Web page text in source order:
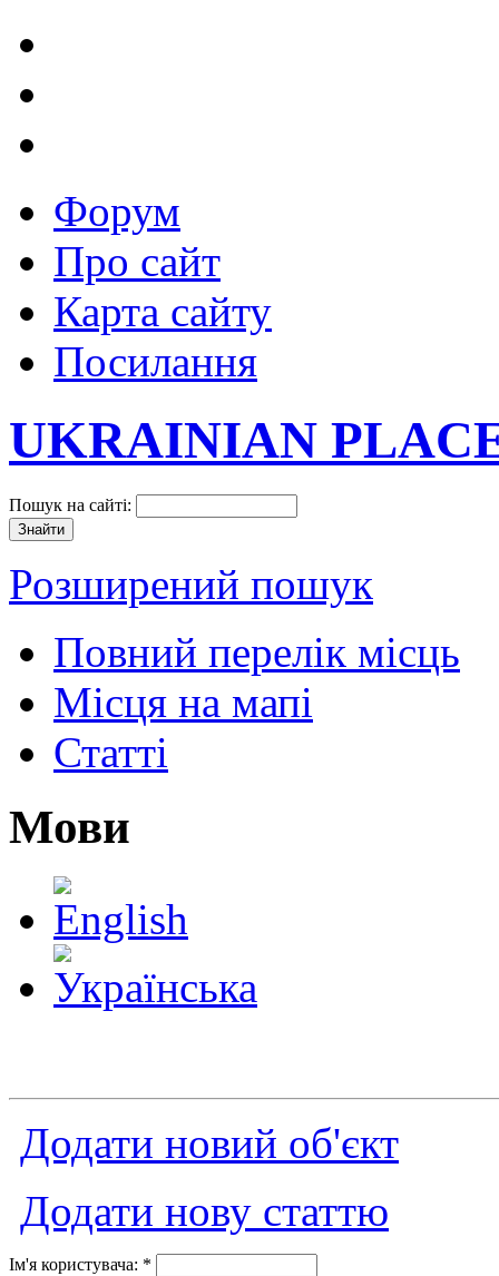
Форум
Про сайт
Карта сайту
Посилання
UKRAINIAN
Пошук на сайті:
Розширений пошук
Повний перелік місць
Місця на мапі
Статті
Мови
Додати новий об'єкт
Додати нову статтю
Ім'я користувача: *